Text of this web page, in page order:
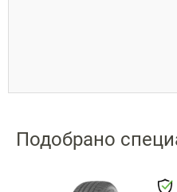
Подобрано